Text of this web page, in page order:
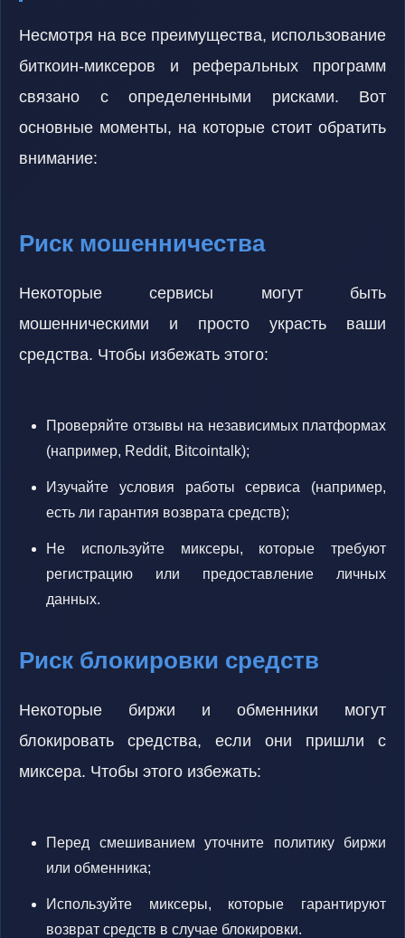
Несмотря на все преимущества, использование
биткоин-миксеров и реферальных программ
связано с определенными рисками. Вот
основные моменты, на которые стоит обратить
внимание:
Риск мошенничества
Некоторые сервисы могут быть
мошенническими и просто украсть ваши
средства. Чтобы избежать этого:
Проверяйте отзывы на независимых платформах
(например, Reddit, Bitcointalk);
Изучайте условия работы сервиса (например,
есть ли гарантия возврата средств);
Не используйте миксеры, которые требуют
регистрацию или предоставление личных
данных.
Риск блокировки средств
Некоторые биржи и обменники могут
блокировать средства, если они пришли с
миксера. Чтобы этого избежать:
Перед смешиванием уточните политику биржи
или обменника;
Используйте миксеры, которые гарантируют
возврат средств в случае блокировки.